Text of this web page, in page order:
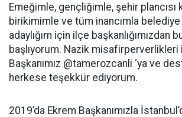
Emeğimle, gençliğimle, şehir plancısı
birikimimle ve tüm inancımla belediye
adaylığım için ilçe başkanlığımızdan
başlıyorum. Nazik misafirperverlikleri
Başkanımız @tamerozcanli ‘ya ve
herkese teşekkür ediyorum.
2019’da Ekrem Başkanımızla